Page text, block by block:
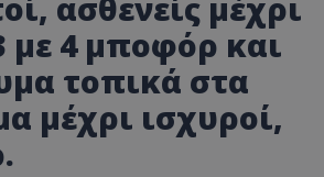
ασθενείς μέχρι
με 4 μποφόρ και
τοπικά στα
μέχρι ισχυροί,